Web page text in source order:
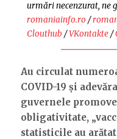
urmări necenzurat, ne
romaniainfo.ro/
Clouthub /VKontakte/
Au circulat
COVID-19 și
guvernele
obligativitate,
statisticile au arătat